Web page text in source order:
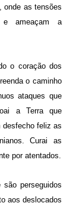
onde as tensões
e ameaçam a
o coração dos
o caminho
ataques que
a Terra que
desfecho feliz as
Curai as
por atentados.
perseguidos
aos deslocados